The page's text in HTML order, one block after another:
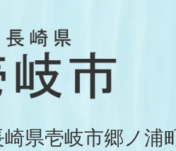
県壱岐市郷ノ浦